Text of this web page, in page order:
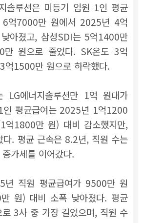
솔루션은 미등기 임원 1인 평균
억7000만 원에서 2025년 4억
아졌고, 삼성SDI는 5억1400만
만 원으로 줄었다. SK온도 3억
억1500만 원으로 하락했다.
LG에너지솔루션만 1억 원대가
인 평균급여는 2025년 1억1200
억1800만 원) 대비 감소했지만,
. 평균 근속은 8.2년, 직원 수는
가세를 이어갔다.
년 직원 평균급여가 9500만 원
원) 대비 소폭 낮아졌다. 평균
3사 중 가장 길었으며, 직원 수